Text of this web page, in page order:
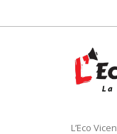
L’Eco